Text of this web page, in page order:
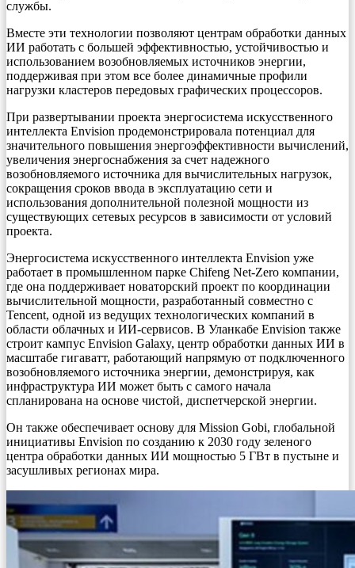
службы.
Вместе эти технологии позволяют центрам обработки данных
ИИ работать с большей эффективностью, устойчивостью и
использованием возобновляемых источников энергии,
поддерживая при этом все более динамичные профили
нагрузки кластеров передовых графических процессоров.
При развертывании проекта энергосистема искусственного
интеллекта Envision продемонстрировала потенциал для
значительного повышения энергоэффективности вычислений,
увеличения энергоснабжения за счет надежного
возобновляемого источника для вычислительных нагрузок,
сокращения сроков ввода в эксплуатацию сети и
использования дополнительной полезной мощности из
существующих сетевых ресурсов в зависимости от условий
проекта.
Энергосистема искусственного интеллекта Envision уже
работает в промышленном парке Chifeng Net-Zero компании,
где она поддерживает новаторский проект по координации
вычислительной мощности, разработанный совместно с
Tencent, одной из ведущих технологических компаний в
области облачных и ИИ-сервисов. В Уланкабе Envision также
строит кампус Envision Galaxy, центр обработки данных ИИ в
масштабе гигаватт, работающий напрямую от подключенного
возобновляемого источника энергии, демонстрируя, как
инфраструктура ИИ может быть с самого начала
спланирована на основе чистой, диспетчерской энергии.
Он также обеспечивает основу для Mission Gobi, глобальной
инициативы Envision по созданию к 2030 году зеленого
центра обработки данных ИИ мощностью 5 ГВт в пустыне и
засушливых регионах мира.